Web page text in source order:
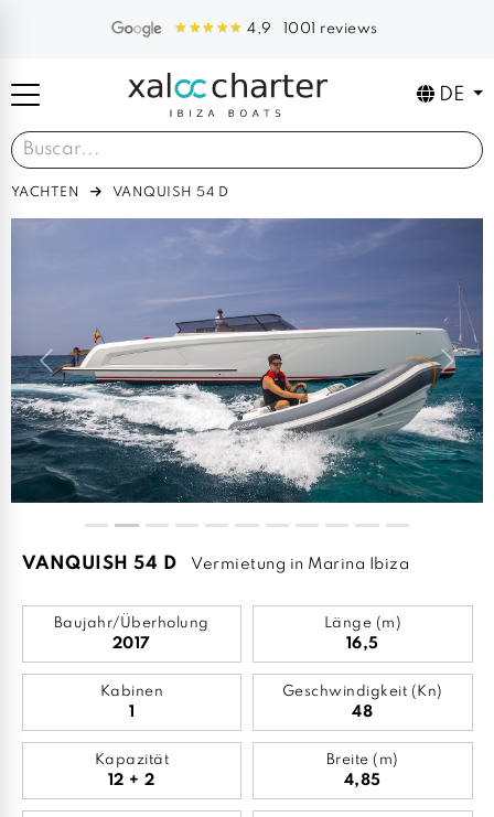
4,9 1001 reviews
DE
YACHTEN VANQUISH 54 D
Previous Next
VANQUISH 54 D Vermietung in Marina Ibiza
Baujahr/Überholung
2017
Länge (m)
16,5
Kabinen
1
Geschwindigkeit (Kn)
48
Kapazität
12 + 2
Breite (m)
4,85